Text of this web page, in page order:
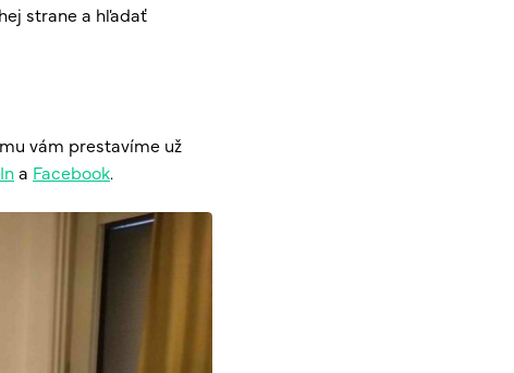
strane a hľadať
vám prestavíme už
a Facebook.